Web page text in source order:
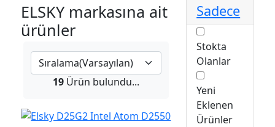
Sadece
Stokta
Olanlar
Yeni
Eklenen
Ürünler
ELSKY markasına ait
ürünler
19 Ürün bulundu...